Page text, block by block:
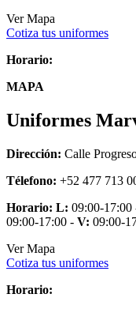
Ver Mapa
Cotiza tus uniformes
Horario:
MAPA
Uniformes
Dirección: Calle
Télefono: +52 477 713
Horario: L: 09:00-17:00
09:00-17:00 - V: 09:00-
Ver Mapa
Cotiza tus uniformes
Horario: